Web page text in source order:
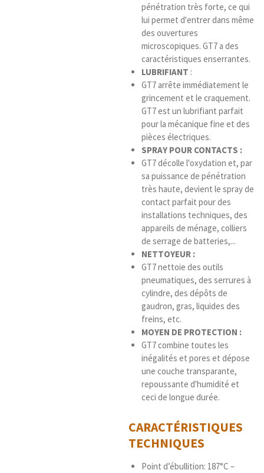
pénétration très forte, ce qui
lui permet d'entrer dans même
des ouvertures
microscopiques. GT7 a des
caractéristiques enserrantes.
LUBRIFIANT :
GT7 arrête immédiatement le
grincement et le craquement.
GT7 est un lubrifiant parfait
pour la mécanique fine et des
pièces électriques.
SPRAY POUR CONTACTS :
GT7 décolle l'oxydation et, par
sa puissance de pénétration
très haute, devient le spray de
contact parfait pour des
installations techniques, des
appareils de ménage, colliers
de serrage de batteries,...
NETTOYEUR :
GT7 nettoie des outils
pneumatiques, des serrures à
cylindre, des dépôts de
gaudron, gras, liquides des
freins, etc.
MOYEN DE PROTECTION :
GT7 combine toutes les
inégalités et pores et dépose
une couche transparante,
repoussante d'humidité et
ceci de longue durée.
CARACTÉRISTIQUES
TECHNIQUES
Point d’ébullition: 187°C –